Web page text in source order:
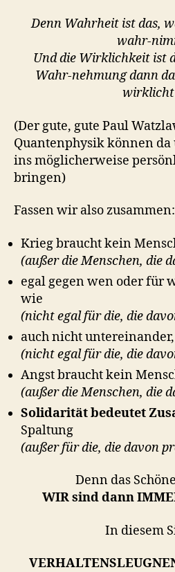
Denn Wahrheit ist das,
wahr-
Und die Wirklichkeit ist
Wahr-nehmung dann
(Der gute, gute Paul
Quantenphysik können
ins möglicherweise
bringen)
Fassen wir also zusammen:
Krieg braucht kein
(außer die Menschen, die
egal gegen wen oder für
wie
(nicht egal für die, die
auch nicht
(nicht egal für die, die
Angst braucht kein
(außer die Menschen, die
Solidarität bedeutet
Spaltung
(außer für die, die davon
Denn das
WIR sind dann
In diesem